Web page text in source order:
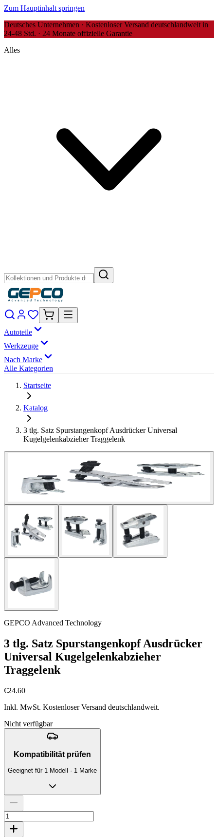
Zum Hauptinhalt springen
Deutsches Unternehmen · Kostenloser Versand deutschlandweit in
24-48 Std. · 24 Monate offizielle Garantie
Alles
Autoteile
Werkzeuge
Nach Marke
Alle Kategorien
Startseite
Katalog
3 tlg. Satz Spurstangenkopf Ausdrücker Universal
Kugelgelenkabzieher Traggelenk
GEPCO Advanced Technology
3 tlg. Satz Spurstangenkopf Ausdrücker
Universal Kugelgelenkabzieher
Traggelenk
€24.60
Inkl. MwSt. Kostenloser Versand deutschlandweit.
Nicht verfügbar
Kompatibilität prüfen
Geeignet für 1 Modell · 1 Marke